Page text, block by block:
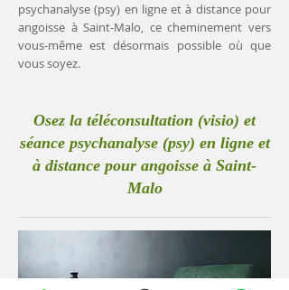
psychanalyse (psy) en ligne et à distance pour
angoisse à Saint-Malo, ce cheminement vers
vous-même est désormais possible où que
vous soyez.
Osez la téléconsultation (visio) et
séance psychanalyse (psy) en ligne et
à distance pour angoisse à Saint-
Malo